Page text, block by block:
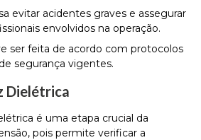
evitar acidentes graves e assegurar
envolvidos na operação.
ser feita de acordo com protocolos
segurança vigentes.
Dielétrica
é uma etapa crucial da
pois permite verificar a